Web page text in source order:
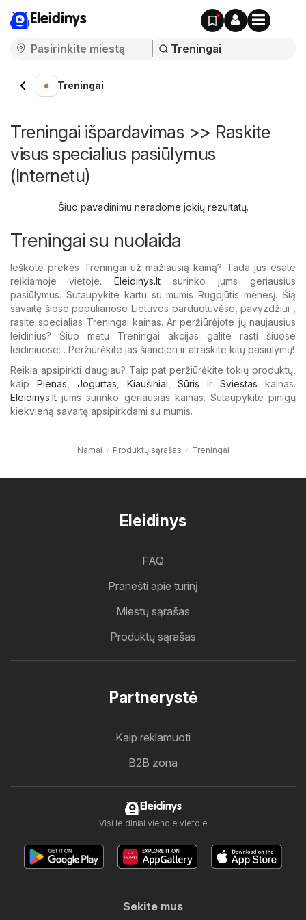
Eleidinys
Treningai
Treningai išpardavimas >> Raskite
visus specialius pasiūlymus
(Internetu)
Šiuo pavadinimu neradome jokių rezultatų.
Treningai su nuolaida
Ieškote prekės Treningai už mažiausią kainą? Tada jūs esate
reikiamoje vietoje. Eleidinys.lt surinko jums geriausius
pasiūlymus. Sutaupykite kartu su mumis Rugpjūtis mėnesį. Šią
savaitę šiose populiariose Lietuvos parduotuvėse, pavyzdžiui ,
rasite specialias Treningai kainas. Ar peržiūrėjote jų naujausius
leidinius? Šiuo metu Treningai akcijas galite rasti šiuose
leidiniuose: . Peržiūrėkite jas šiandien ir atraskite kitų pasiūlymų!
Reikia apsipirkti daugiau? Taip pat peržiūrėkite tokių produktų,
kaip Pienas Jogurtas Kiaušiniai ,Sūris irSviestas kainas.
Eleidinys.lt jums surinko geriausias kainas. Sutaupykite pinigų
kiekvieną savaitę apsipirkdami su mumis.
Namai Produktų sąrašas Treningai
Eleidinys
FAQ
Pranešti apie turinį
Miestų sąrašas
Produktų sąrašas
Partnerystė
Kaip reklamuoti
B2B zona
Eleidinys
Visi leidiniai vienoje vietoje
Sekite mus